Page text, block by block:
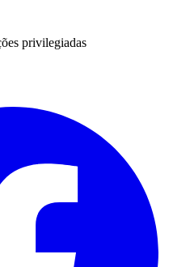
privilegiadas